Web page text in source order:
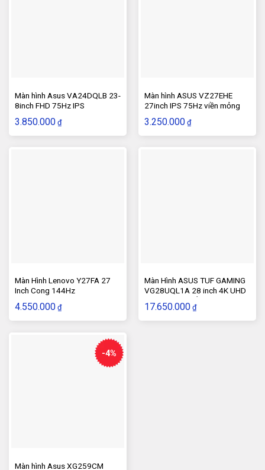
Màn hình Asus VA24DQLB 23-
8inch FHD 75Hz IPS
3.850.000 ₫
Màn hình ASUS VZ27EHE
27inch IPS 75Hz viền mỏng
3.250.000 ₫
Màn Hình Lenovo Y27FA 27
Inch Cong 144Hz
4.550.000 ₫
Màn Hình ASUS TUF GAMING
VG28UQL1A 28 inch 4K UHD
144 Hz IPS Phẳng
17.650.000 ₫
-4%
Màn hình Asus XG259CM